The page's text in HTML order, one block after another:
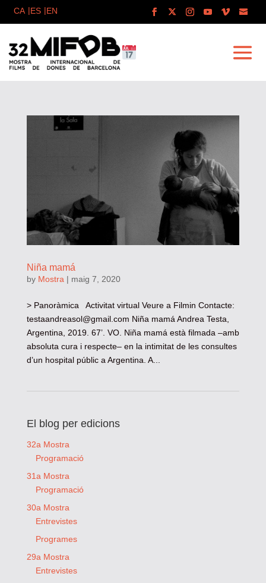
Niña mamá
by Mostra| maig 7, 2020
> Panoràmica Activitat virtual Veure a Filmin Contacte:
testaandreasol@gmail.com Niña mamá Andrea Testa,
Argentina, 2019. 67’. VO. Niña mamá està filmada –amb
absoluta cura i respecte– en la intimitat de les consultes
d’un hospital públic a Argentina. A...
El blog per edicions
32a Mostra
Programació
31a Mostra
Programació
30a Mostra
Entrevistes
Programes
29a Mostra
Entrevistes